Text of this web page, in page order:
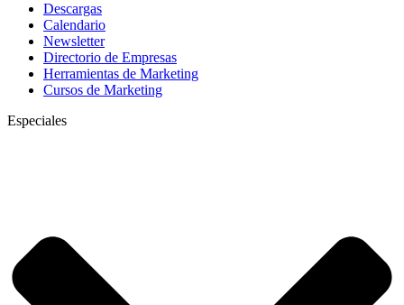
Descargas
Calendario
Newsletter
Directorio de Empresas
Herramientas de Marketing
Cursos de Marketing
Especiales